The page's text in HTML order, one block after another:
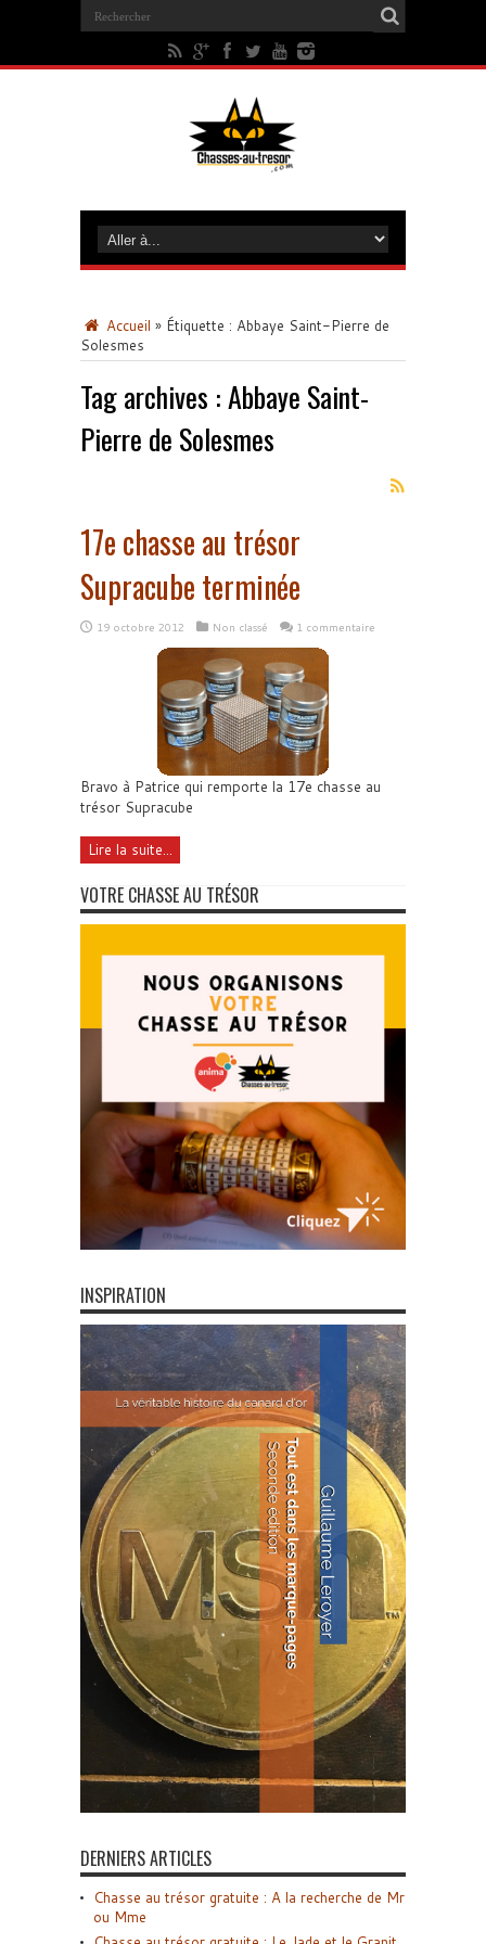
Accueil » Étiquette : Abbaye Saint-Pierre de
Solesmes
Tag archives :Abbaye Saint-
Pierre de Solesmes
17e chasse au trésor
Supracube terminée
19 octobre 2012 Non classé 1 commentaire
Bravo à Patrice qui remporte la 17e chasse au
trésor Supracube
Lire la suite...
VOTRE CHASSE AU TRÉSOR
INSPIRATION
DERNIERS ARTICLES
Chasse au trésor gratuite : A la recherche de Mr
ou Mme